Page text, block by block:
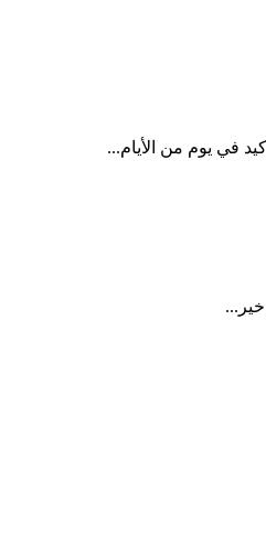
في يوم من الأيام...